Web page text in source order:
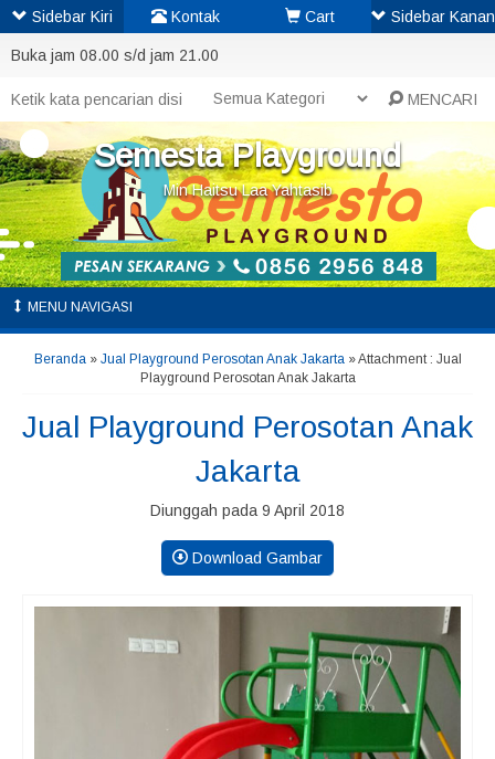
Buka jam 08.00 s/d jam 21.00
MENCARI
Semesta Playground
Min Haitsu Laa Yahtasib
MENU NAVIGASI
Beranda» Jual Playground Perosotan Anak Jakarta» Attachment : Jual
Playground Perosotan Anak Jakarta
Jual Playground Perosotan Anak
Jakarta
Diunggah pada 9 April 2018
Download Gambar
Sidebar Kiri Kontak Cart Sidebar Kanan